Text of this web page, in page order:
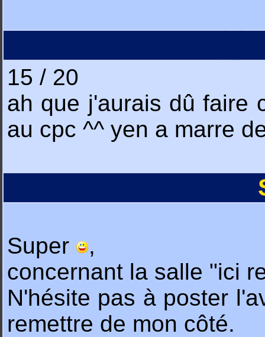
15 / 20
ah que j'aurais dû faire
au cpc ^^ yen a marre
Super
,
concernant la salle "ici
N'hésite pas à poster
remettre de mon côté.